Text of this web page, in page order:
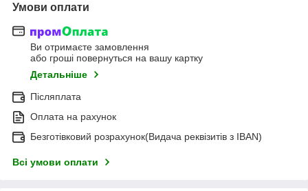
Умови оплати
Ви отримаєте замовлення
або гроші повернуться на вашу картку
Детальніше
Післяплата
Оплата на рахунок
Безготівковий розрахунок(Видача реквізитів з IBAN)
Всі умови оплати